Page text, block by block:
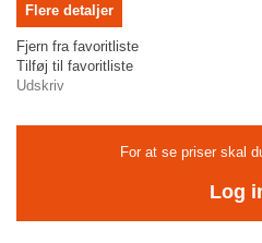
Flere detaljer
Fjern fra favoritliste
Tilføj til favoritliste
Udskriv
For at se priser skal
Log